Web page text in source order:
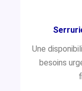
Une
besoins